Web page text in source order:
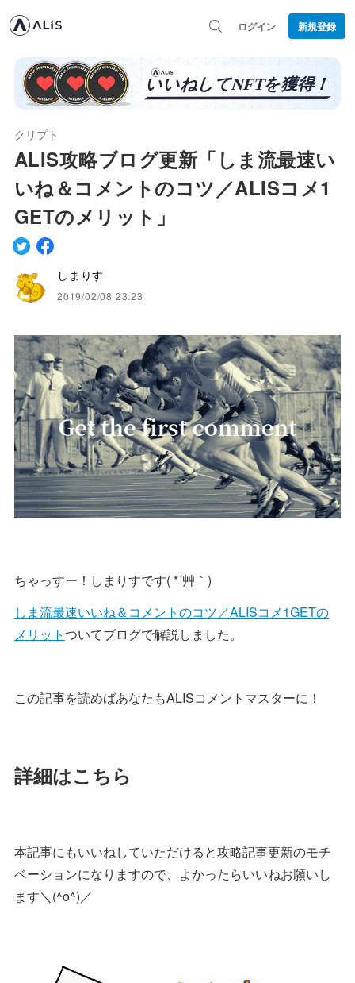
ログイン 新規登録
クリプト
ALIS攻略ブログ更新「しま流最速い
いね＆コメントのコツ／ALISコメ1
GETのメリット」
しまりす
2019/02/08 23:23
ちゃっすー！しまりすです( *´艸｀)
しま流最速いいね＆コメントのコツ／ALISコメ1GETの
メリットついてブログで解説しました。
この記事を読めばあなたもALISコメントマスターに！
詳細はこちら
本記事にもいいねしていただけると攻略記事更新のモチ
ベーションになりますので、よかったらいいねお願いし
ます＼(^o^)／